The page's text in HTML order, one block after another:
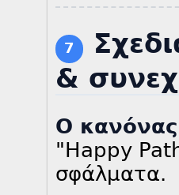
7
&
Ο
"Happy
σφάλματα.